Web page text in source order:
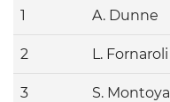
1 A. Dunne
2 L. Fornaroli
3 S. Montoya